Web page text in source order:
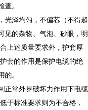
。
光泽均匀，不偏芯（不得超
见的杂物、气泡、砂眼，明
上述质量要求外，护套厚
套的作用是保护电缆的绝
。
正常外界破坏力作用下电缆
于标准要求则为不合格，